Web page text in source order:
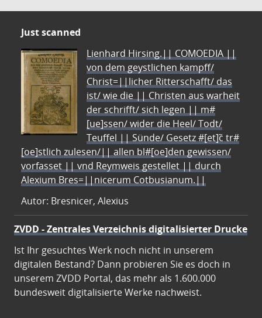
Just scanned
Lienhard Hirsing.|| COMOEDIA ||
von dem geystlichen kampff/
Christ=||licher Ritterschafft/ das
ist/ wie die || Christen aus warheit
der schrifft/ sich legen || m#
[ue]ssen/ wider die Heel/ Todt/
Teuffel || Sünde/ Gesetz #[et]c̃ tr#
[oe]stlich zulesen/|| allen bl#[oe]den gewissen/
vorfasset || vnd Reymweis gestellet || durch
Alexium Bres=||nicerum Cotbusianum.||
Autor: Bresnicer, Alexius
ZVDD - Zentrales Verzeichnis digitalisierter Drucke
Ist Ihr gesuchtes Werk noch nicht in unserem
digitalen Bestand? Dann probieren Sie es doch in
unserem ZVDD Portal, das mehr als 1.600.000
bundesweit digitalisierte Werke nachweist.